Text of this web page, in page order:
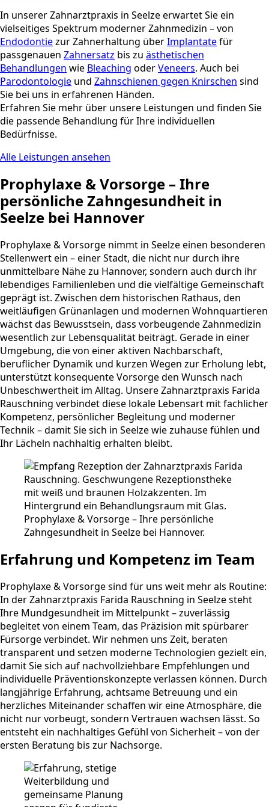
In unserer Zahnarztpraxis in Seelze erwartet Sie ein
vielseitiges Spektrum moderner Zahnmedizin – von
Endodontiezur Zahnerhaltung überImplantatefür
passgenauen Zahnersatz bis zu ästhetischen
Behandlungen wie Bleaching oderVeneers. Auch bei
Parodontologie und Zahnschienen gegen Knirschen sind
Sie bei uns in erfahrenen Händen.
Erfahren Sie mehr über unsere Leistungen und finden Sie
die passende Behandlung für Ihre individuellen
Bedürfnisse.
Alle Leistungen ansehen
Prophylaxe & Vorsorge – Ihre
persönliche Zahngesundheit in
Seelze bei Hannover
Prophylaxe & Vorsorge nimmt in Seelze einen besonderen
Stellenwert ein – einer Stadt, die nicht nur durch ihre
unmittelbare Nähe zu Hannover, sondern auch durch ihr
lebendiges Familienleben und die vielfältige Gemeinschaft
geprägt ist. Zwischen dem historischen Rathaus, den
weitläufigen Grünanlagen und modernen Wohnquartieren
wächst das Bewusstsein, dass vorbeugende Zahnmedizin
wesentlich zur Lebensqualität beiträgt. Gerade in einer
Umgebung, die von einer aktiven Nachbarschaft,
beruflicher Dynamik und kurzen Wegen zur Erholung lebt,
unterstützt konsequente Vorsorge den Wunsch nach
Unbeschwertheit im Alltag. Unsere Zahnarztpraxis Farida
Rauschning verbindet diese lokale Lebensart mit fachlicher
Kompetenz, persönlicher Begleitung und moderner
Technik – damit Sie sich in Seelze wie zuhause fühlen und
Ihr Lächeln nachhaltig erhalten bleibt.
Erfahrung und Kompetenz im Team
Prophylaxe & Vorsorge sind für uns weit mehr als Routine:
In der Zahnarztpraxis Farida Rauschning in Seelze steht
Ihre Mundgesundheit im Mittelpunkt – zuverlässig
begleitet von einem Team, das Präzision mit spürbarer
Fürsorge verbindet. Wir nehmen uns Zeit, beraten
transparent und setzen moderne Technologien gezielt ein,
damit Sie sich auf nachvollziehbare Empfehlungen und
individuelle Präventionskonzepte verlassen können. Durch
langjährige Erfahrung, achtsame Betreuung und ein
herzliches Miteinander schaffen wir eine Atmosphäre, die
nicht nur vorbeugt, sondern Vertrauen wachsen lässt. So
entsteht ein nachhaltiges Gefühl von Sicherheit – von der
ersten Beratung bis zur Nachsorge.